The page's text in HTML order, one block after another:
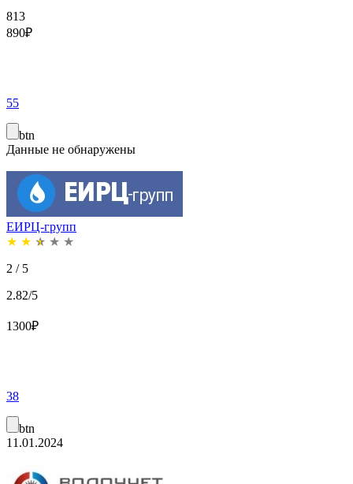
813
890₽
55
btn
Данные не обнаружены
ЕИРЦ-групп
★ ★ ★ ★ ★
2 / 5
2.82/5
1300₽
38
btn
11.01.2024